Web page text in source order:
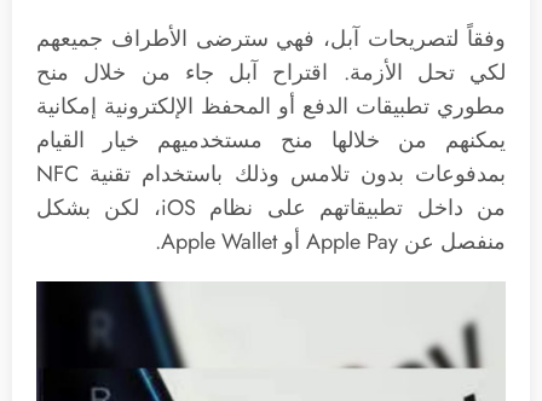
وفقاً لتصريحات آبل، فهي سترضى الأطراف جميعهم
لكي تحل الأزمة. اقتراح آبل جاء من خلال منح
مطوري تطبيقات الدفع أو المحفظ الإلكترونية إمكانية
يمكنهم من خلالها منح مستخدميهم خيار القيام
بمدفوعات بدون تلامس وذلك باستخدام تقنية NFC
من داخل تطبيقاتهم على نظام iOS، لكن بشكل
منفصل عن Apple Pay أو Apple Wallet.